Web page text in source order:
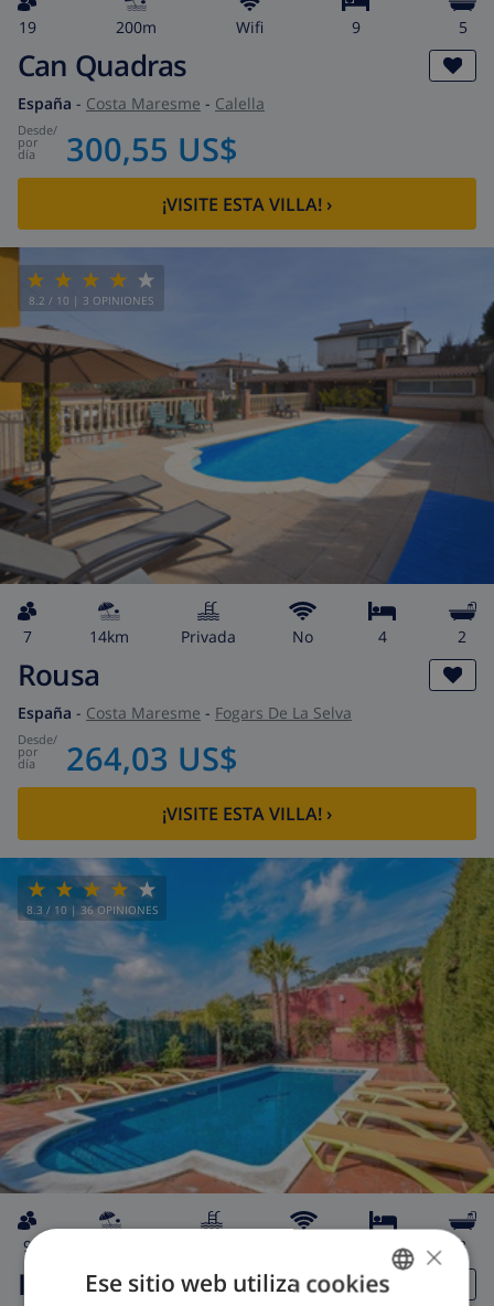
19 200m wifi 9 5
Can Quadras
España - Costa Maresme - Calella
desde/
por
día 300,55 US$
¡VISITE ESTA VILLA! ›
8.2 / 10 | 3 OPINIONES
7 14km privada No 4 2
Rousa
España - Costa Maresme - Fogars De La Selva
desde/
por
día 264,03 US$
¡VISITE ESTA VILLA! ›
8.3 / 10 |36 OPINIONES
9 3
Isabeleta
×
Ese sitio web utiliza cookies